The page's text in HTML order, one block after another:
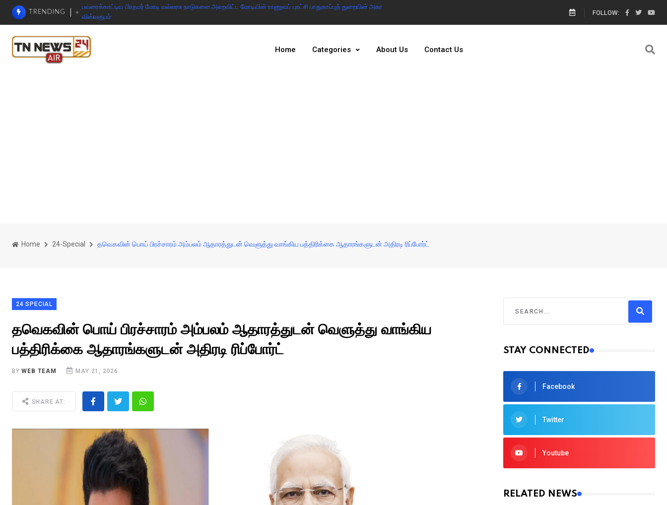
TRENDING
பவரைக்காட்டிய பிரதமர் மோடி வல்லரசு நாடுகளை அலறவிட்ட மோடியின் ராணுவப் புரட்சி பாதுகாப்புத் துறையின் அசுர
விஸ்வரூபம்
இந்தியா இல்லையென்றால் எங்களை யார் காப்பாற்றுவார்கள் உதவி கேட்டு கெஞ்சிய பாலஸ்தீனம்
FOLLOW:
Home Categories About Us Contact Us
Home 24-Special தவெகவின் பொய் பிரச்சாரம் அம்பலம் ஆதாரத்துடன் வெளுத்து வாங்கிய பத்திரிக்கை ஆதாரங்களுடன் அதிரடி ரிப்போர்ட்
24 SPECIAL
தவெகவின் பொய் பிரச்சாரம் அம்பலம் ஆதாரத்துடன் வெளுத்து வாங்கிய
பத்திரிக்கை ஆதாரங்களுடன் அதிரடி ரிப்போர்ட்
BYWEB TEAM MAY 21, 2026
SHARE AT:
STAY CONNECTED
Facebook
Twitter
Youtube
RELATED NEWS